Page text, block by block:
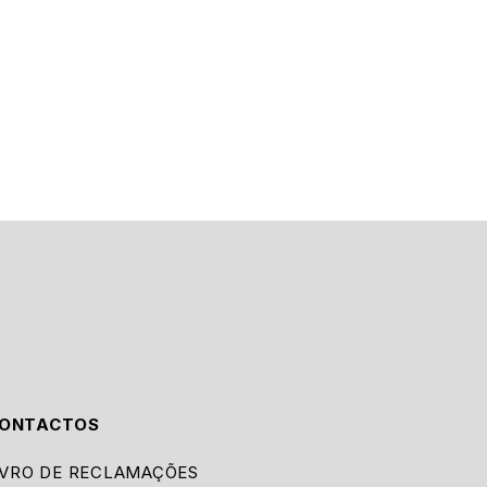
DE RECLAMAÇÕES